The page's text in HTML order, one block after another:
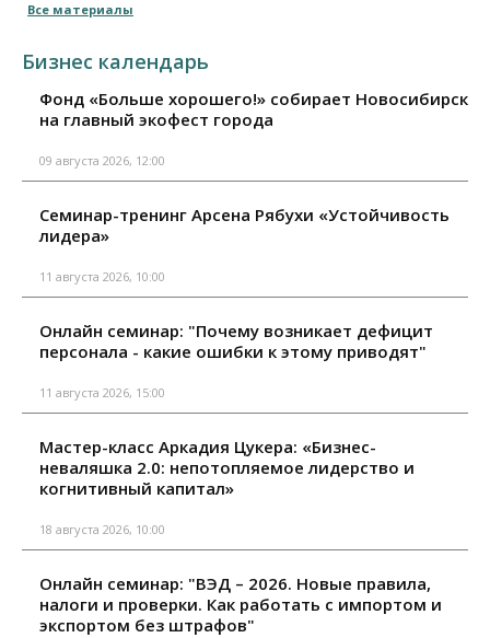
Все материалы
Бизнес календарь
Фонд «Больше хорошего!» собирает Новосибирск
на главный экофест города
09 августа 2026, 12:00
Семинар-тренинг Арсена Рябухи «Устойчивость
лидера»
11 августа 2026, 10:00
Онлайн семинар: "Почему возникает дефицит
персонала - какие ошибки к этому приводят"
11 августа 2026, 15:00
Мастер-класс Аркадия Цукера: «Бизнес-
неваляшка 2.0: непотопляемое лидерство и
когнитивный капитал»
18 августа 2026, 10:00
Онлайн семинар: "ВЭД – 2026. Новые правила,
налоги и проверки. Как работать с импортом и
экспортом без штрафов"